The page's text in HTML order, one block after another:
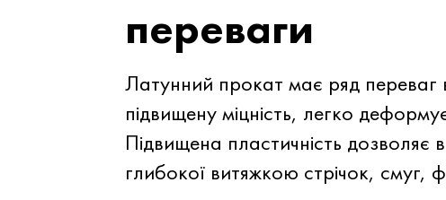
переваги
Латунний прокат має ряд переваг
підвищену міцність, легко
Підвищена пластичність
глибокої витяжкою стрічок, смуг,